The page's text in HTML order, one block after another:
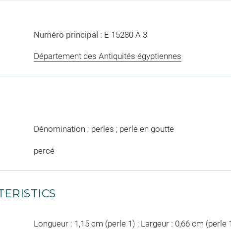
in
Numéro principal : E 15280 A 3
Département des Antiquités égyptiennes
Dénomination : perles ; perle en goutte
percé
Longueur : 1,15 cm (perle 1) ; Largeur : 0,66 cm (perle